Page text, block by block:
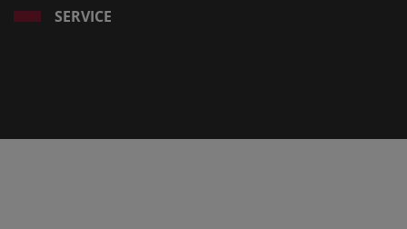
SERVICE